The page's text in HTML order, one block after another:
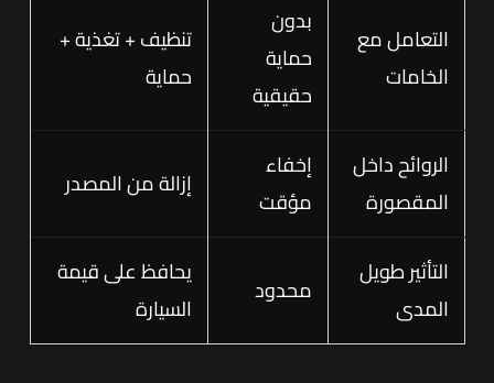
التعامل مع
الخامات
بدون
حماية
حقيقية
تنظيف + تغذية +
حماية
الروائح داخل
المقصورة
إخفاء
مؤقت
إزالة من المصدر
التأثير طويل
المدى
محدود
يحافظ على قيمة
السيارة